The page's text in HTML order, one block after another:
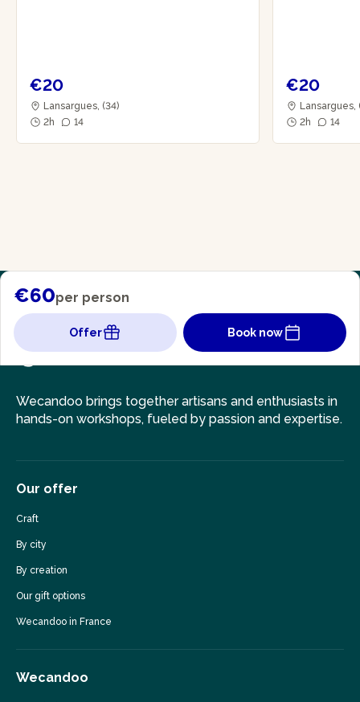
€20
Lansargues, (34)
2h
14
€20
Lansargues,
2h
14
€60per person
Offer Book now
Wecandoo brings together artisans and enthusiasts in
hands-on workshops, fueled by passion and expertise.
Our offer
Craft
By city
By creation
Our gift options
Wecandoo in France
Wecandoo